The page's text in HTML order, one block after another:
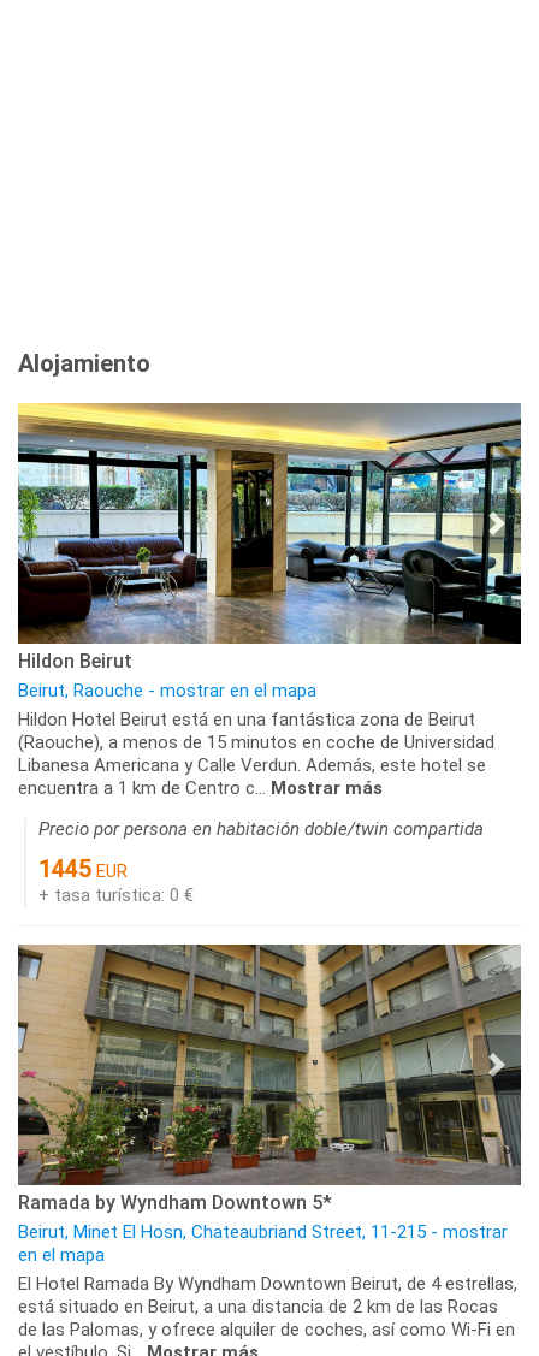
Alojamiento
Hildon Beirut
Beirut, Raouche - mostrar en el mapa
Hildon Hotel Beirut está en una fantástica zona de Beirut
(Raouche), a menos de 15 minutos en coche de Universidad
Libanesa Americana y Calle Verdun. Además, este hotel se
encuentra a 1 km de Centro c... Mostrar más
Precio por persona en habitación doble/twin compartida
1445 EUR
+ tasa turística: 0 €
Ramada by Wyndham Downtown 5*
Beirut, Minet El Hosn, Chateaubriand Street, 11-215 - mostrar
en el mapa
El Hotel Ramada By Wyndham Downtown Beirut, de 4 estrellas,
está situado en Beirut, a una distancia de 2 km de las Rocas
de las Palomas, y ofrece alquiler de coches, así como Wi-Fi en